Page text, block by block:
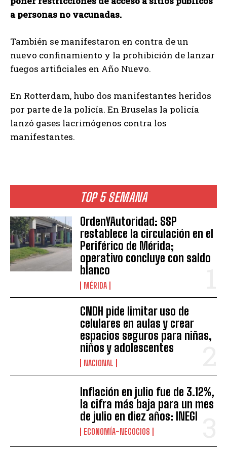
TOP 5 SEMANA
OrdenYAutoridad: SSP
restablece la circulación en el
Periférico de Mérida;
operativo concluye con saldo
blanco
MÉRIDA
CNDH pide limitar uso de
celulares en aulas y crear
espacios seguros para niñas,
niños y adolescentes
NACIONAL
Inflación en julio fue de 3.12%,
la cifra más baja para un mes
de julio en diez años: INEGI
ECONOMÍA-NEGOCIOS
a personas no vacunadas.
También se manifestaron en contra de un
nuevo confinamiento y la prohibición de lanzar
fuegos artificiales en Año Nuevo.
En Rotterdam, hubo dos manifestantes heridos
por parte de la policía. En Bruselas la policía
lanzó gases lacrimógenos contra los
manifestantes.